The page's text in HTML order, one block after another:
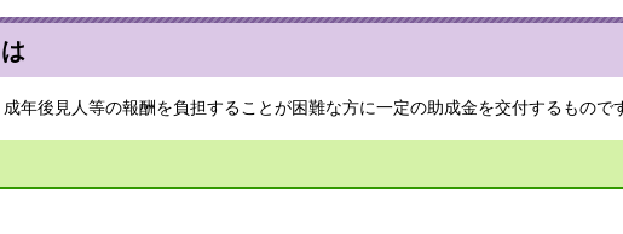
年後見人等の報酬を負担することが困難な方に一定の助成金を交付するもので